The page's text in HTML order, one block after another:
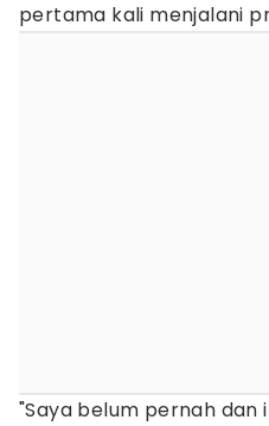
pertama kali menjalani
"Saya belum pernah dan